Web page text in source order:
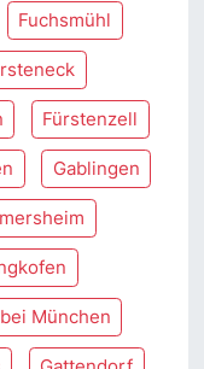
Fuchsmühl
Fürstenzell
Gablingen
München